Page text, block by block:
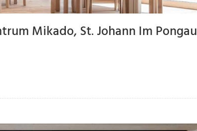
Mikado, St. Johann Im Pongau